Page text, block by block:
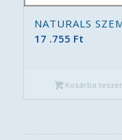
NATURALS
17 .755 Ft
Kosárba